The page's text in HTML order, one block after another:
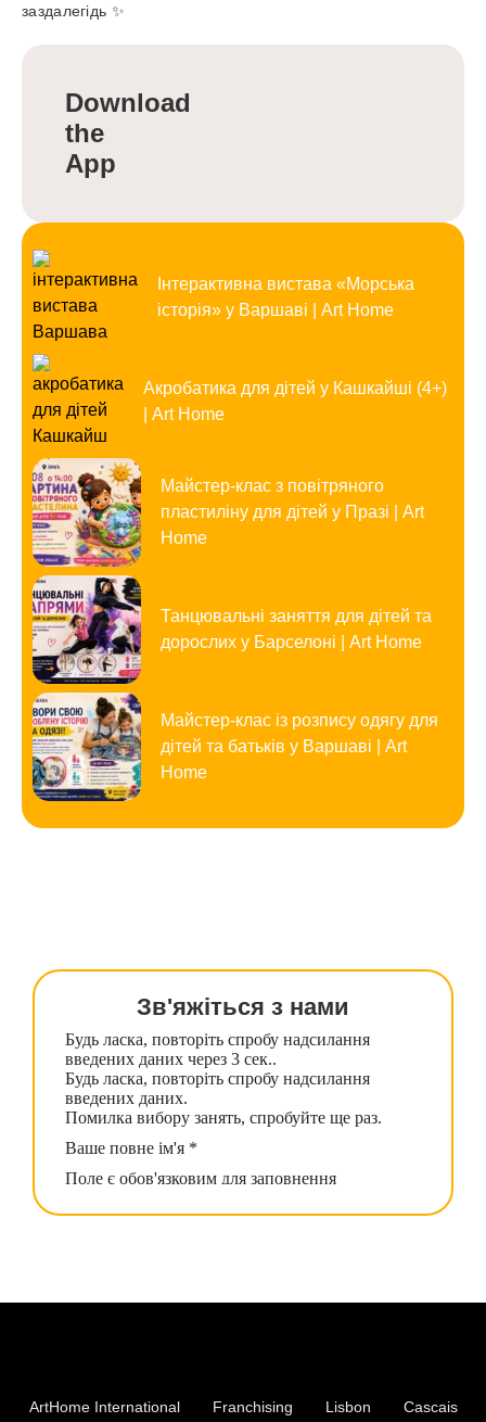
заздалегідь ✨
Download
the
App
Інтерактивна вистава «Морська
історія» у Варшаві | Art Home
Акробатика для дітей у Кашкайші (4+)
| Art Home
Майстер-клас з повітряного
пластиліну для дітей у Празі | Art
Home
Танцювальні заняття для дітей та
дорослих у Барселоні | Art Home
Майстер-клас із розпису одягу для
дітей та батьків у Варшаві | Art
Home
Зв'яжіться з нами
ArtHome International Franchising Lisbon Cascais